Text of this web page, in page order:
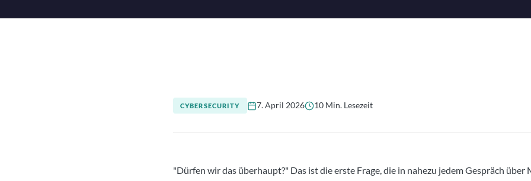
CYBERSECURITY 7. April 2026 10 Min. Lesezeit
"Dürfen wir das überhaupt?" Das ist die erste Frage, die in nahezu jedem Gespräch über